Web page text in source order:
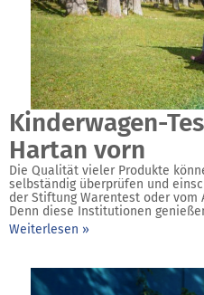
Kinderwagen-
Hartan vorn
Die Qualität vieler Produkte
selbständig überprüfen und
der Stiftung Warentest oder vom
Denn diese Institutionen
Weiterlesen »